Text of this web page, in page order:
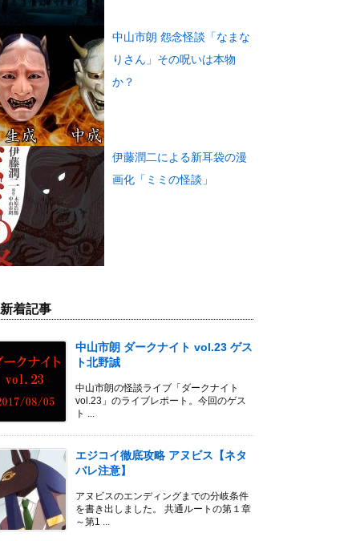
中山市朗 怨念怪談「なまな
りさん」その呪いは本物
か？
伊藤潤二による新耳袋の漫
画化「ミミの怪談」
新着記事
中山市朗 ダークナイト vol.23 ゲス
ト北野誠
中山市朗の怪談ライブ「ダークナイト
vol.23」のライブレポート。今回のゲス
ト ...
エジコイ徹底攻略 アヌビス【ネタ
バレ注意】
アヌビスのエンディングまでの分岐条件
を書き出しました。 共通ルートの第１章
～第1 ...